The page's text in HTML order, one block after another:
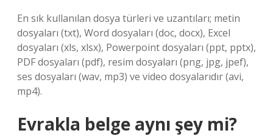
En sık kullanılan dosya türleri ve uzantıları; metin
dosyaları (txt), Word dosyaları (doc, docx), Excel
dosyaları (xls, xlsx), Powerpoint dosyaları (ppt, pptx),
PDF dosyaları (pdf), resim dosyaları (png, jpg, jpef),
ses dosyaları (wav, mp3) ve video dosyalarıdır (avi,
mp4).
Evrakla belge aynı şey mi?